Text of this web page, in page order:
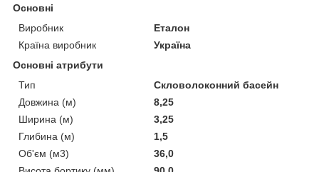
Основні
Виробник
Еталон
Країна виробник
Україна
Основні атрибути
Тип
Скловолоконний басейн
Довжина (м)
8,25
Ширина (м)
3,25
Глибина (м)
1,5
Об'єм (м3)
36,0